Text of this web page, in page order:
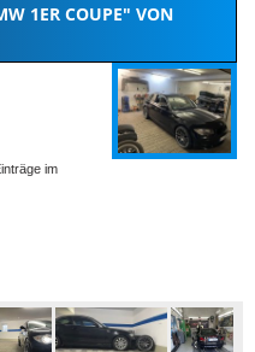
1ER COUPE" VON
im